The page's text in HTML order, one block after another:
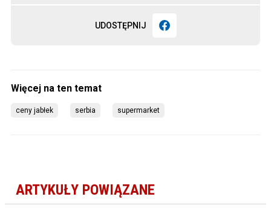
UDOSTĘPNIJ
ceny jabłek serbia supermarket
ARTYKUŁY POWIĄZANE